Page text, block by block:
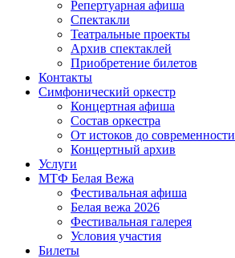
Репертуарная афиша
Спектакли
Театральные проекты
Архив спектаклей
Приобретение билетов
Контакты
Симфонический оркестр
Концертная афиша
Состав оркестра
От истоков до современ­ности
Концертный архив
Услуги
МТФ Белая Вежа
Фестивальная афиша
Белая вежа 2026
Фестивальная галерея
Условия участия
Билеты